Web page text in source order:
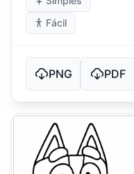
Fácil
PNG PDF